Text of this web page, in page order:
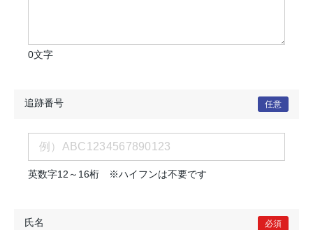
0文字
追跡番号 任意
英数字12～16桁 ※ハイフンは不要です
氏名 必須